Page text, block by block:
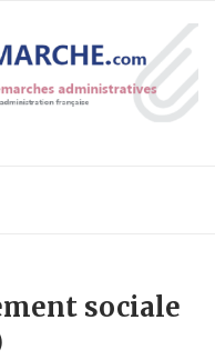
sociale